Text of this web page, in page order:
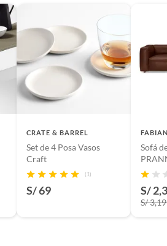
CRATE & BARREL
Set de 4 Posa Vasos
Craft
(1)
S/ 69
Sofá
S/
S/